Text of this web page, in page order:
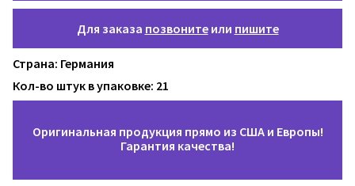
Для заказа позвонитеили пишите
Страна: Германия
Кол-во штук в упаковке: 21
Оригинальная продукция прямо из США и Европы!
Гарантия качества!